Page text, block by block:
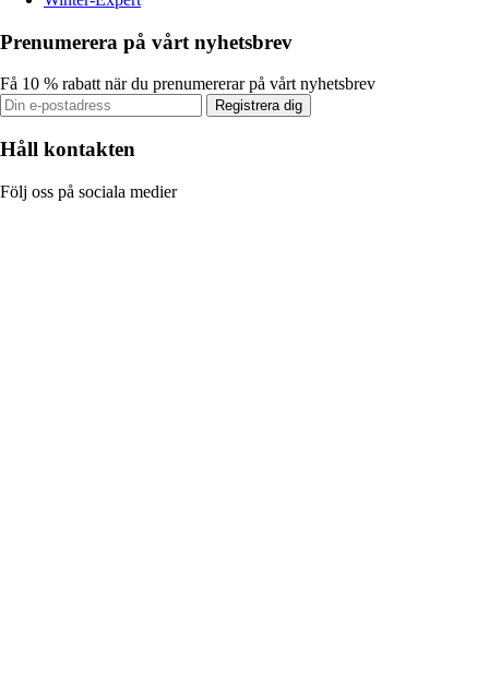
Prenumerera på vårt nyhetsbrev
Få 10 % rabatt när du prenumererar på vårt nyhetsbrev
Registrera dig
Håll kontakten
Följ oss på sociala medier